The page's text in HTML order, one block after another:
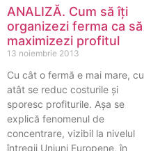
ANALIZĂ. Cum să îți
organizezi ferma ca să
maximizezi profitul
13 noiembrie 2013
Cu cât o fermă e mai mare, cu
atât se reduc costurile și
sporesc profiturile. Așa se
explică fenomenul de
concentrare, vizibil la nivelul
întregii Uniuni Europene, în